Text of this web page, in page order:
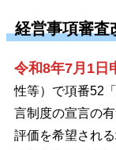
経営事項審査
令和8年7月1日
性等）で項番52
言制度の宣言の
評価を希望され